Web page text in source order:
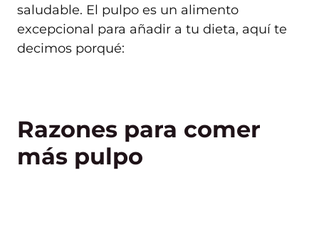
saludable. El pulpo es un alimento
excepcional para añadir a tu dieta, aquí te
decimos porqué:
Razones para comer
más pulpo